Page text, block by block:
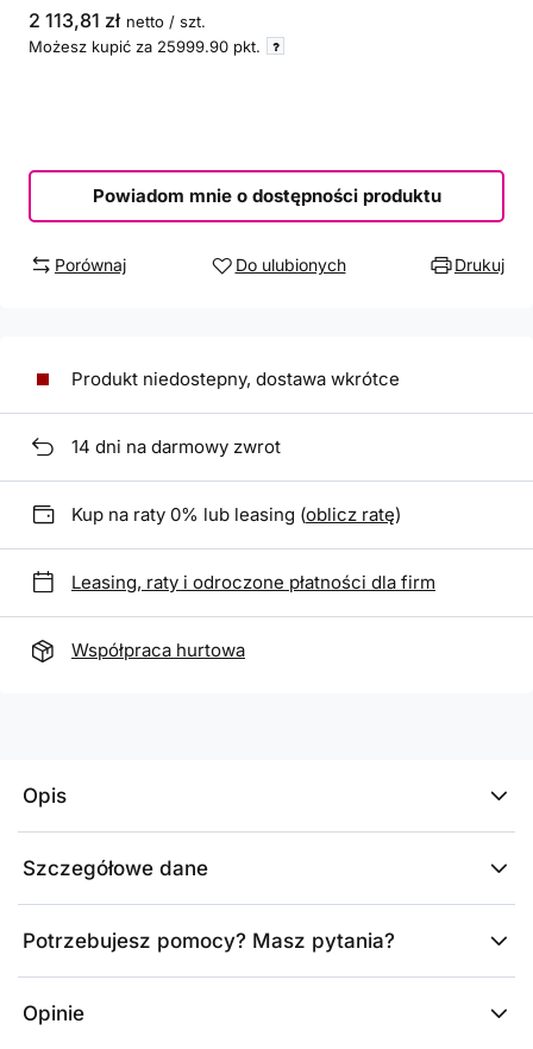
2 113,81 zł netto / szt.
Możesz kupić za 25999.90 pkt.
Powiadom mnie o dostępności produktu
Porównaj Do ulubionych Drukuj
Produkt niedostepny, dostawa wkrótce
14 dni na darmowy zwrot
Kup na raty 0% lub leasing (oblicz ratę)
Leasing, raty i odroczone płatności dla firm
Współpraca hurtowa
Opis
Szczegółowe dane
Potrzebujesz pomocy? Masz pytania?
Opinie